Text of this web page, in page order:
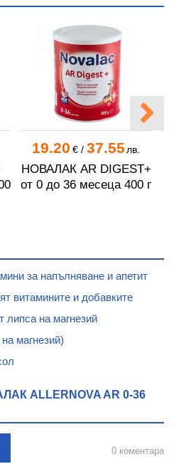
19.20 €/ 37.55 лв.
НОВАЛАК AR DIGEST+
от 0 до 36 месеца 400 г
за напълняване и апетит
витамините и добавките
липса на магнезий
магнезий)
ALLERNOVA AR 0-36
0 коментара